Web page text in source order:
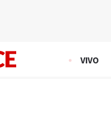
VIVO